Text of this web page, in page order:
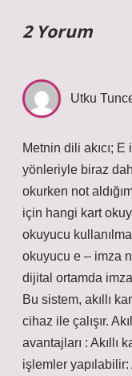
2 Yorum
Utku
Metnin dili akıcı;
yönleriyle biraz
okurken not
için hangi kart
okuyucu
okuyucu e – imza
dijital ortamda
Bu sistem, akıllı
cihaz ile çalışır.
avantajları : Akıllı
işlemler yapılabilir: